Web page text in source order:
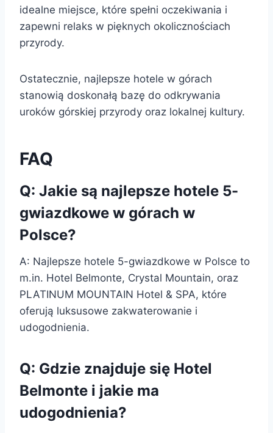
idealne miejsce, które spełni oczekiwania i
zapewni relaks w pięknych okolicznościach
przyrody.
Ostatecznie, najlepsze hotele w górach
stanowią doskonałą bazę do odkrywania
uroków górskiej przyrody oraz lokalnej kultury.
FAQ
Q: Jakie są najlepsze hotele 5-
gwiazdkowe w górach w
Polsce?
A: Najlepsze hotele 5-gwiazdkowe w Polsce to
m.in. Hotel Belmonte, Crystal Mountain, oraz
PLATINUM MOUNTAIN Hotel & SPA, które
oferują luksusowe zakwaterowanie i
udogodnienia.
Q: Gdzie znajduje się Hotel
Belmonte i jakie ma
udogodnienia?